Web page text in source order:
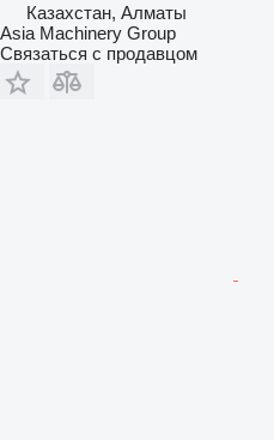
Казахстан, Алматы
Asia Machinery Group
Связаться с продавцом